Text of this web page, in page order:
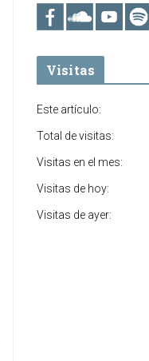
Visitas
Este artículo:
Total de visitas:
Visitas en el mes:
Visitas de hoy:
Visitas de ayer: